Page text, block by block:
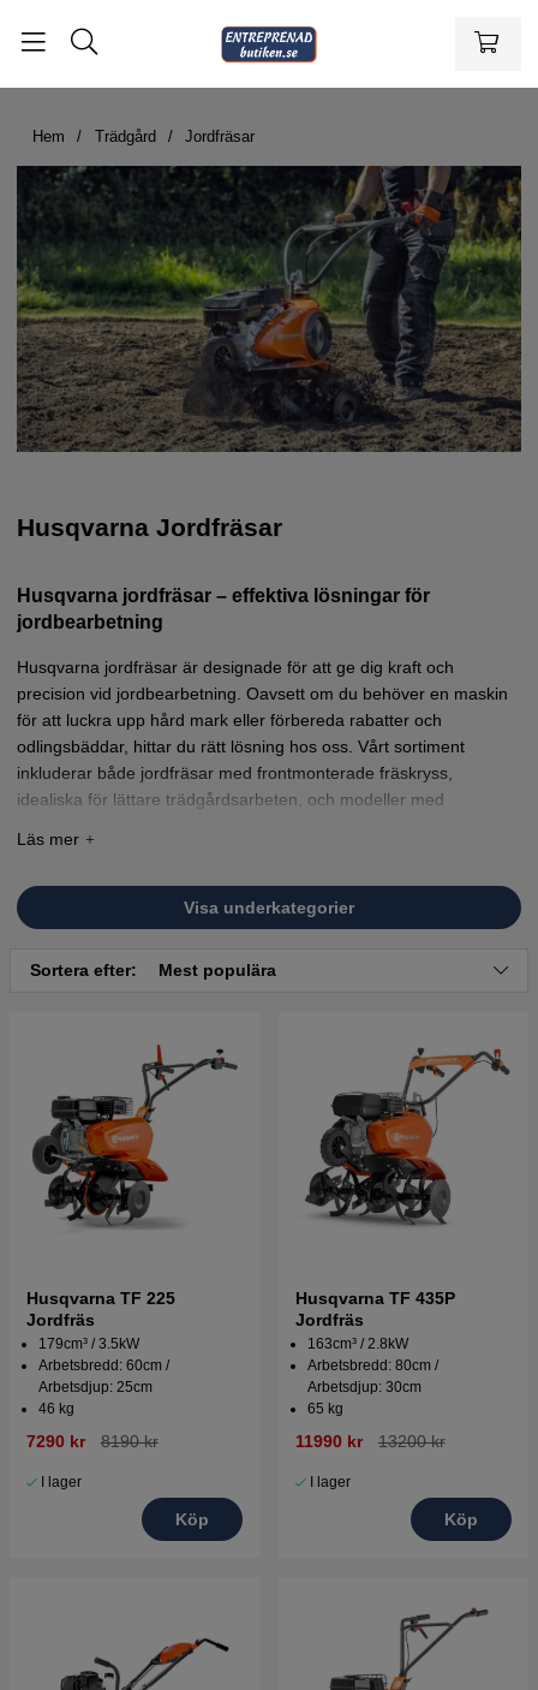
Hem Trädgård Jordfräsar
Husqvarna Jordfräsar
Husqvarna jordfräsar – effektiva lösningar för
jordbearbetning
Husqvarna jordfräsar är designade för att ge dig kraft och
precision vid jordbearbetning. Oavsett om du behöver en maskin
för att luckra upp hård mark eller förbereda rabatter och
odlingsbäddar, hittar du rätt lösning hos oss. Vårt sortiment
inkluderar både jordfräsar med frontmonterade fräskryss,
idealiska för lättare trädgårdsarbeten, och modeller med
Visa underkategorier
Sortera efter: Mest populära
Husqvarna TF 225
Jordfräs
179cm³ / 3.5kW
Arbetsbredd: 60cm /
Arbetsdjup: 25cm
46 kg
7290 kr 8190 kr
I lager
Köp
Husqvarna TF 435P
Jordfräs
163cm³ / 2.8kW
Arbetsbredd: 80cm /
Arbetsdjup: 30cm
65 kg
11990 kr 13200 kr
I lager
Köp